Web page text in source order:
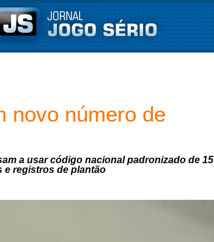
novo número de
a usar código nacional padronizado de 15
e registros de plantão